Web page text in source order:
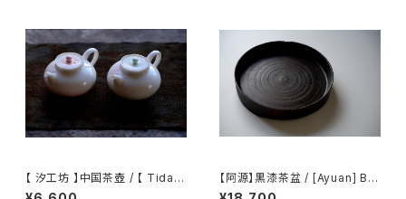
【 汐工坊 】中国茶壺 / 【 Tidal
Atelier 】Chinese teapot
【阿源】黒漆茶盆 / [Ayuan] Bla
ck Lacquer Tea Tray